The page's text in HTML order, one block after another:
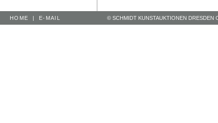
HOME | E-MAIL © SCHMIDT KUNSTAUKTIONEN DRESDEN